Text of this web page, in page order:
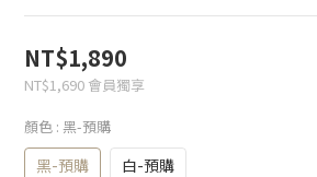
NT$1,890
NT$1,690 會員獨享
顏色 : 黑-預購
黑-預購 白-預購